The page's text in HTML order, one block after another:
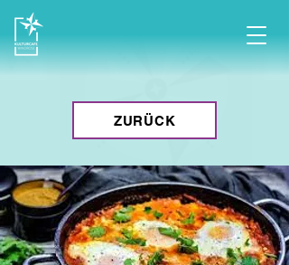
ZURÜCK